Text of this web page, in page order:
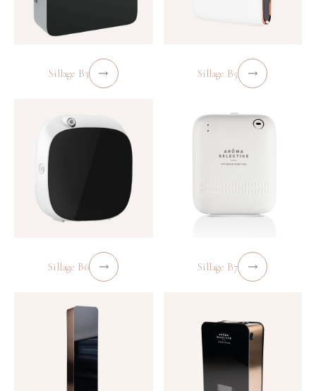
Sillage B3 Sillage B5
Sillage B6 Sillage B7